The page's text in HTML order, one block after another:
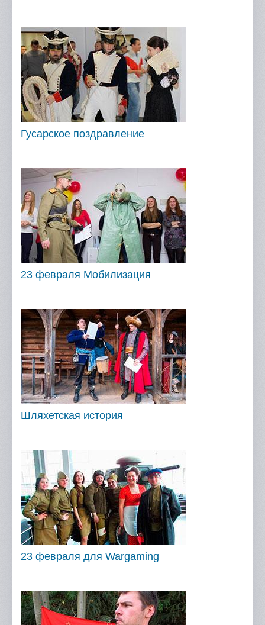
Гусарское поздравление
23 февраля Мобилизация
Шляхетская история
23 февраля для Wargaming